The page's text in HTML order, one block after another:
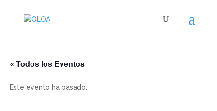
« Todos los Eventos
Este evento ha pasado.